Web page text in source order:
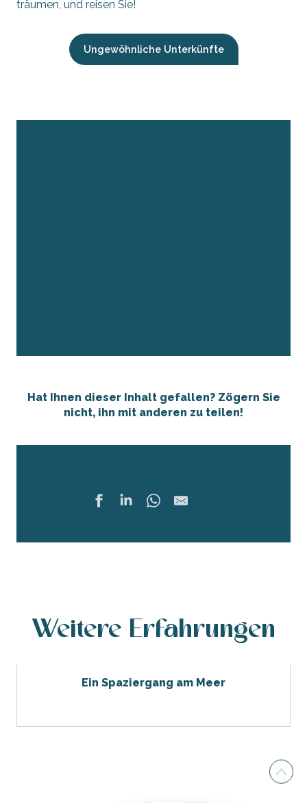
träumen, und reisen Sie!
Ungewöhnliche Unterkünfte
Hat Ihnen dieser Inhalt gefallen? Zögern Sie
nicht, ihn mit anderen zu teilen!
Weitere Erfahrungen
Ein Spaziergang am Meer